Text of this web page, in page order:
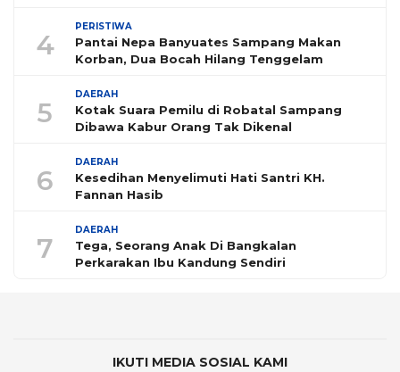
4
PERISTIWA
Pantai Nepa Banyuates Sampang Makan
Korban, Dua Bocah Hilang Tenggelam
5
DAERAH
Kotak Suara Pemilu di Robatal Sampang
Dibawa Kabur Orang Tak Dikenal
6
DAERAH
Kesedihan Menyelimuti Hati Santri KH.
Fannan Hasib
7
DAERAH
Tega, Seorang Anak Di Bangkalan
Perkarakan Ibu Kandung Sendiri
IKUTI MEDIA SOSIAL KAMI